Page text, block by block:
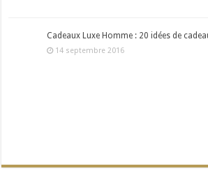
Cadeaux Luxe Homme : 20 idées de
14 septembre 2016